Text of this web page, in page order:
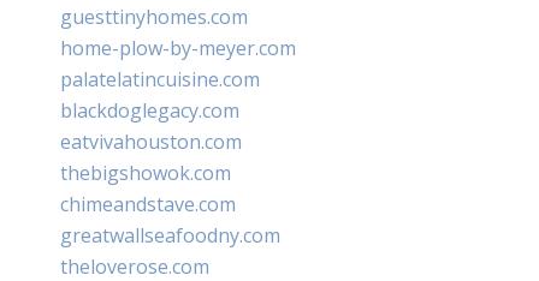
guesttinyhomes.com
home-plow-by-meyer.com
palatelatincuisine.com
blackdoglegacy.com
eatvivahouston.com
thebigshowok.com
chimeandstave.com
greatwallseafoodny.com
theloverose.com